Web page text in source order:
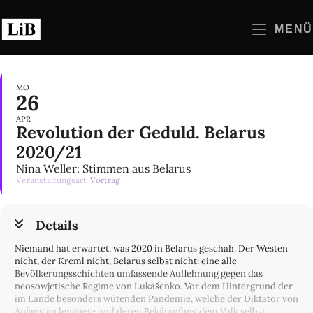
Inhalt
springen
MENÜ
MO
26
APR
Revolution der Geduld. Belarus
2020/21
Nina Weller: Stimmen aus Belarus
Veranstaltungsart Vortrag
Details
Niemand hat erwartet, was 2020 in Belarus geschah. Der Westen
nicht, der Kreml nicht, Belarus selbst nicht: eine alle
Bevölkerungsschichten umfassende Auflehnung gegen das
neosowjetische Regime von Lukašenko. Vor dem Hintergrund der
im Lande besonders wütenden Pandemie, welche der Diktator von